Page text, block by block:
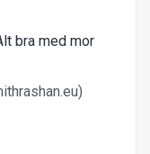
bra med mor